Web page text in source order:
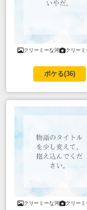
クリーミーな河 クリー
ボケる(36)
クリーミーな河 クリー